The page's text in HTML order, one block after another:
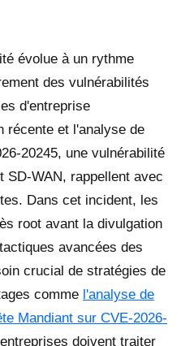
évolue à un rythme
des vulnérabilités
d'entreprise
récente et l'analyse de
20245, une vulnérabilité
WAN, rappellent avec
Dans cet incident, les
root avant la divulgation
avancées des
crucial de stratégies de
comme l'analyse de
Mandiant sur CVE-2026-
doivent traiter